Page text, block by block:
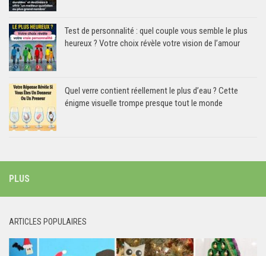
Test de personnalité : quel couple vous semble le plus
heureux ? Votre choix révèle votre vision de l’amour
Quel verre contient réellement le plus d’eau ? Cette
énigme visuelle trompe presque tout le monde
PLUS
ARTICLES POPULAIRES